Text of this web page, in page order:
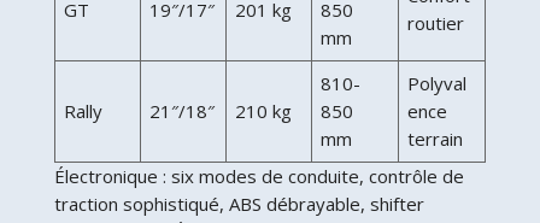
GT 19″/17″ 201 kg
850
mm
routier
Rally 21″/18″ 210 kg
810-
850
mm
Polyval
ence
terrain
Électronique : six modes de conduite, contrôle de
traction sophistiqué, ABS débrayable, shifter